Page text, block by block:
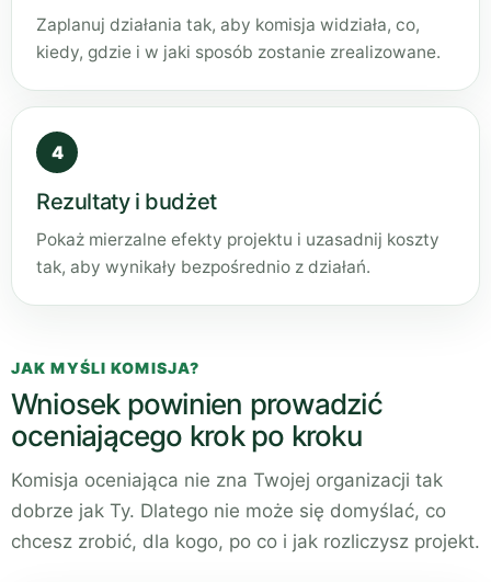
Zaplanuj działania tak, aby komisja widziała, co,
kiedy, gdzie i w jaki sposób zostanie zrealizowane.
4
Rezultaty i budżet
Pokaż mierzalne efekty projektu i uzasadnij koszty
tak, aby wynikały bezpośrednio z działań.
JAK MYŚLI KOMISJA?
Wniosek powinien prowadzić
oceniającego krok po kroku
Komisja oceniająca nie zna Twojej organizacji tak
dobrze jak Ty. Dlatego nie może się domyślać, co
chcesz zrobić, dla kogo, po co i jak rozliczysz projekt.